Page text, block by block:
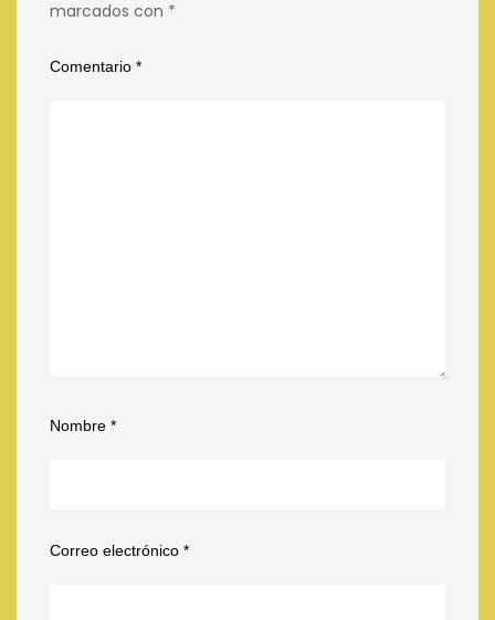
marcados con *
Comentario *
Nombre *
Correo electrónico *